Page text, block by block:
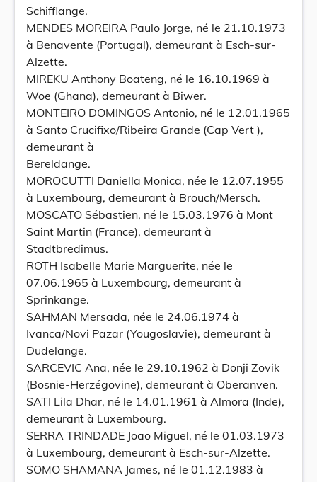
Schifflange.
MENDES MOREIRA Paulo Jorge, né le 21.10.1973
à Benavente (Portugal), demeurant à Esch-sur-
Alzette.
MIREKU Anthony Boateng, né le 16.10.1969 à
Woe (Ghana), demeurant à Biwer.
MONTEIRO DOMINGOS Antonio, né le 12.01.1965
à Santo Crucifixo/Ribeira Grande (Cap Vert ),
demeurant à
Bereldange.
MOROCUTTI Daniella Monica, née le 12.07.1955
à Luxembourg, demeurant à Brouch/Mersch.
MOSCATO Sébastien, né le 15.03.1976 à Mont
Saint Martin (France), demeurant à
Stadtbredimus.
ROTH Isabelle Marie Marguerite, née le
07.06.1965 à Luxembourg, demeurant à
Sprinkange.
SAHMAN Mersada, née le 24.06.1974 à
Ivanca/Novi Pazar (Yougoslavie), demeurant à
Dudelange.
SARCEVIC Ana, née le 29.10.1962 à Donji Zovik
(Bosnie-Herzégovine), demeurant à Oberanven.
SATI Lila Dhar, né le 14.01.1961 à Almora (Inde),
demeurant à Luxembourg.
SERRA TRINDADE Joao Miguel, né le 01.03.1973
à Luxembourg, demeurant à Esch-sur-Alzette.
SOMO SHAMANA James, né le 01.12.1983 à